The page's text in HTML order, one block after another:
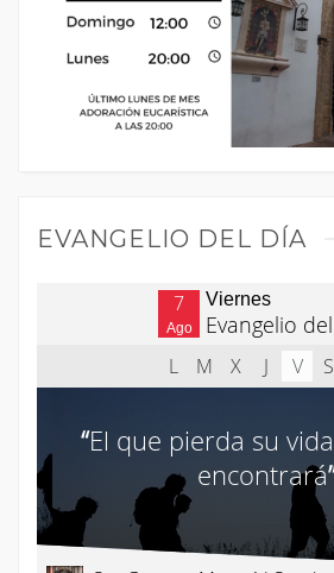
EVANGELIO DEL DÍA